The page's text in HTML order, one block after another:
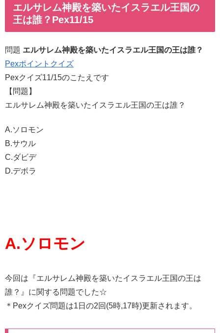
エルサレム神殿を築いたイスラエル王国の
王は誰？Pex11/15
問題 エルサレム神殿を築いたイスラエル王国の王は誰？
Pexポイントクイズ
Pexクイズ11/15のこたえです
【問題】
エルサレム神殿を築いたイスラエル王国の王は誰？
A.ソロモン
B.サウル
C.ダビデ
D.デボラ
A.ソロモン
今回は『エルサレム神殿を築いたイスラエル王国の王は
誰？』に関する問題でした☆
＊Pexクイズ問題は1日の2回(5時,17時)更新されます。